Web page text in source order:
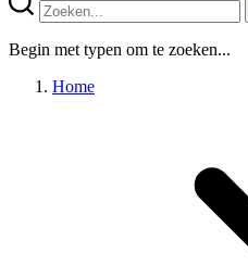
Begin met typen om te zoeken...
Home